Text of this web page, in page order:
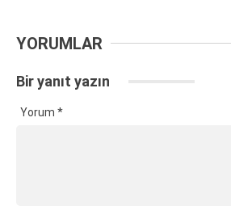
YORUMLAR
Bir yanıt yazın
Yorum *